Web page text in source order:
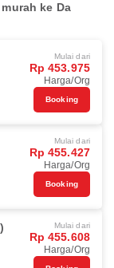
ke Da
Mulai dari
Rp 453.975
Harga/Org
Booking
Mulai dari
Rp 455.427
Harga/Org
Booking
Mulai dari
Rp 455.608
Harga/Org